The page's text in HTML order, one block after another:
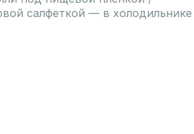
салфеткой — в холодильнике